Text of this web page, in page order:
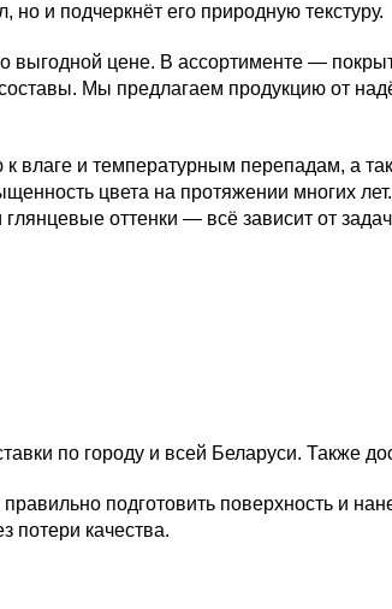
и подчеркнёт его природную текстуру.
выгодной цене. В ассортименте —
Мы предлагаем продукцию от
к влаге и температурным перепадам, а
цвета на протяжении многих
оттенки — всё зависит от
по городу и всей Беларуси. Также
подготовить поверхность и
потери качества.